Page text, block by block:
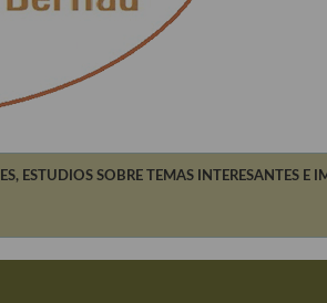
ESTUDIOS SOBRE TEMAS INTERESANTES E